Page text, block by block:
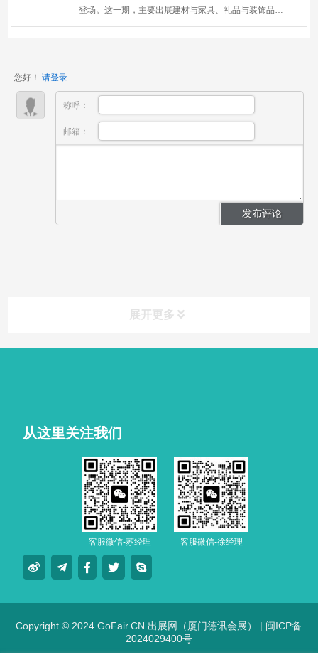
登场。这一期，主要出展建材与家具、礼品与装饰品、
家庭用品等行业。为了让您的参会之旅更加顺畅，我们
您好！ 请登录
称呼：
邮箱：
展开更多
从这里关注我们
客服微信-苏经理 客服微信-徐经理
Copyright © 2024 GoFair.CN 出展网（厦门德讯会展） | 闽ICP备
2024029400号